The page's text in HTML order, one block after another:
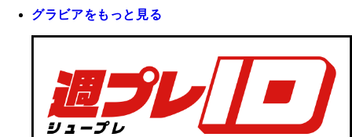
グラビアをもっと見る